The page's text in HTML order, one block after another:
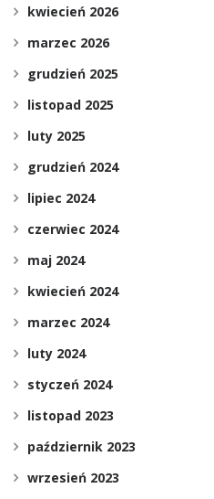
kwiecień 2026
marzec 2026
grudzień 2025
listopad 2025
luty 2025
grudzień 2024
lipiec 2024
czerwiec 2024
maj 2024
kwiecień 2024
marzec 2024
luty 2024
styczeń 2024
listopad 2023
październik 2023
wrzesień 2023